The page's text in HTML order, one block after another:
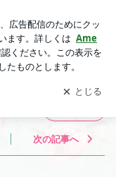
を受け取りまし
開く
次の記事へ